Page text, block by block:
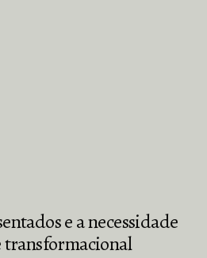
e a necessidade
transformacional